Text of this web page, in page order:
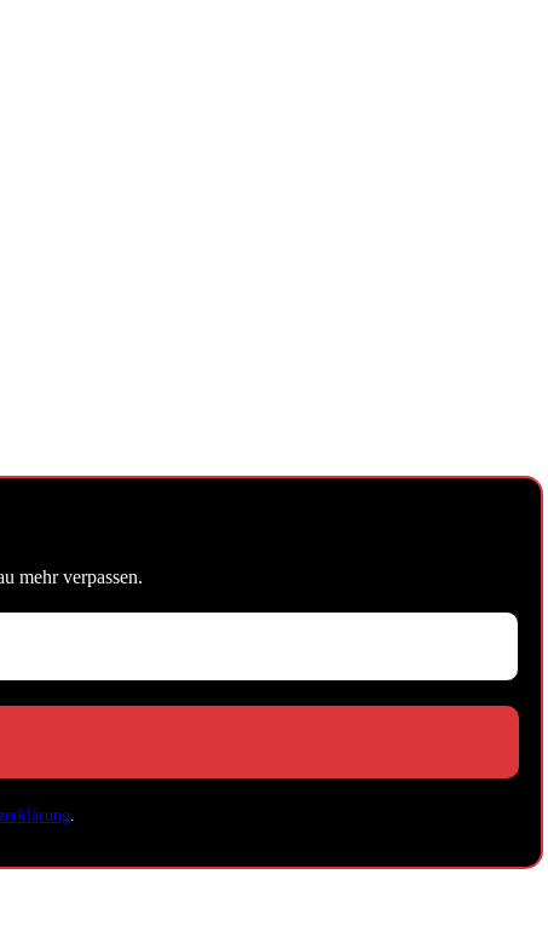
mehr verpassen.